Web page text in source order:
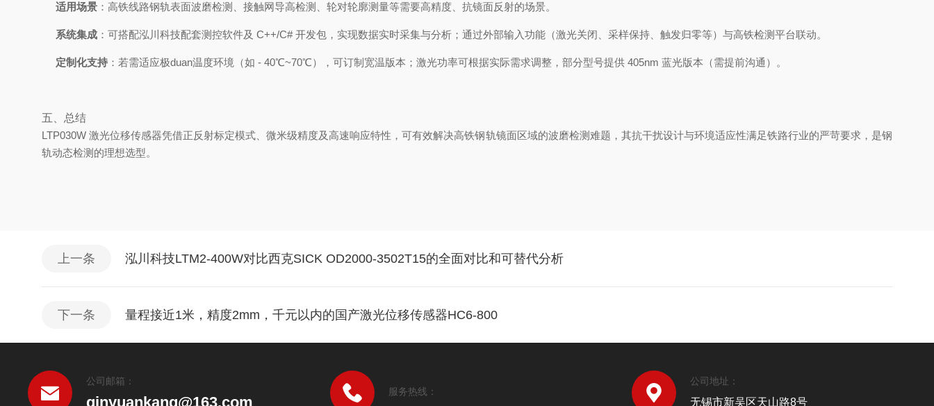
适用场景 ：高铁线路钢轨表面波磨检测、接触网导高检测、轮对轮廓测量等需要高精度、抗镜面反射的场景。
系统集成 ：可搭配泓川科技配套测控软件及 C++/C# 开发包，实现数据实时采集与分析；通过外部输入功能（激光关闭、采样保持、触发归零等）与高铁检测平台联动。
定制化支持 ：若需适应极duan温度环境（如 - 40℃~70℃），可订制宽温版本；激光功率可根据实际需求调整，部分型号提供 405nm 蓝光版本（需提前沟通）。
五、总结
LTP030W 激光位移传感器凭借正反射标定模式、微米级精度及高速响应特性，可有效解决高铁钢轨镜面区域的波磨检测难题，其抗干扰设计与环境适应性满足铁路行业的严苛要求，是钢
轨动态检测的理想选型。
上一条 泓川科技LTM2-400W对比西克SICK OD2000-3502T15的全面对比和可替代分析
下一条 量程接近1米，精度2mm，千元以内的国产激光位移传感器HC6-800
公司邮箱：
qinyuankang@163.com
服务热线：
公司地址：
无锡市新吴区天山路8号